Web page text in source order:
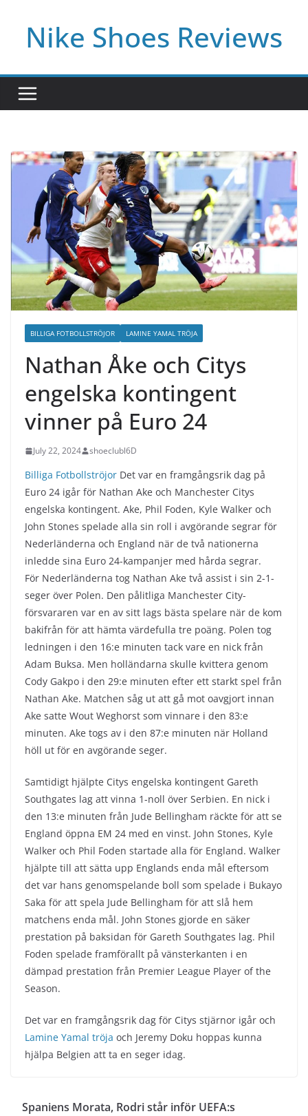
contentNike Shoes Reviews
BILLIGA FOTBOLLSTRÖJOR LAMINE YAMAL TRÖJA
Nathan Åke och Citys
engelska kontingent
vinner på Euro 24
July 22, 2024 shoeclubl6D
Billiga Fotbollströjor Det var en framgångsrik dag på
Euro 24 igår för Nathan Ake och Manchester Citys
engelska kontingent. Ake, Phil Foden, Kyle Walker och
John Stones spelade alla sin roll i avgörande segrar för
Nederländerna och England när de två nationerna
inledde sina Euro 24-kampanjer med hårda segrar.
För Nederländerna tog Nathan Ake två assist i sin 2-1-
seger över Polen. Den pålitliga Manchester City-
försvararen var en av sitt lags bästa spelare när de kom
bakifrån för att hämta värdefulla tre poäng. Polen tog
ledningen i den 16:e minuten tack vare en nick från
Adam Buksa. Men holländarna skulle kvittera genom
Cody Gakpo i den 29:e minuten efter ett starkt spel från
Nathan Ake. Matchen såg ut att gå mot oavgjort innan
Ake satte Wout Weghorst som vinnare i den 83:e
minuten. Ake togs av i den 87:e minuten när Holland
höll ut för en avgörande seger.
Samtidigt hjälpte Citys engelska kontingent Gareth
Southgates lag att vinna 1-noll över Serbien. En nick i
den 13:e minuten från Jude Bellingham räckte för att se
England öppna EM 24 med en vinst. John Stones, Kyle
Walker och Phil Foden startade alla för England. Walker
hjälpte till att sätta upp Englands enda mål eftersom
det var hans genomspelande boll som spelade i Bukayo
Saka för att spela Jude Bellingham för att slå hem
matchens enda mål. John Stones gjorde en säker
prestation på baksidan för Gareth Southgates lag. Phil
Foden spelade framförallt på vänsterkanten i en
dämpad prestation från Premier League Player of the
Season.
Det var en framgångsrik dag för Citys stjärnor igår och
Lamine Yamal tröja och Jeremy Doku hoppas kunna
hjälpa Belgien att ta en seger idag.
Spaniens Morata, Rodri står inför UEFA:s